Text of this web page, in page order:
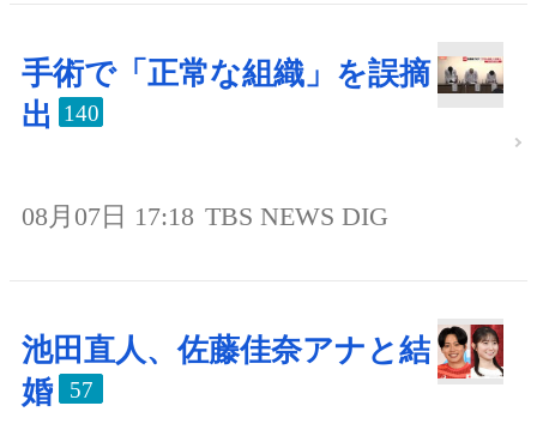
手術で「正常な組織」を誤摘
出
140
08月07日 17:18 TBS NEWS DIG
池田直人、佐藤佳奈アナと結
婚
57